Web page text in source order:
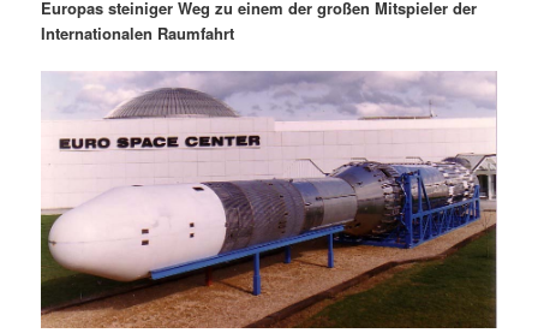
e
n
I
n
ä
r
e
n
n
a
o
n
Europas steiniger Weg zu einem der großen Mitspieler der
Internationalen Raumfahrt